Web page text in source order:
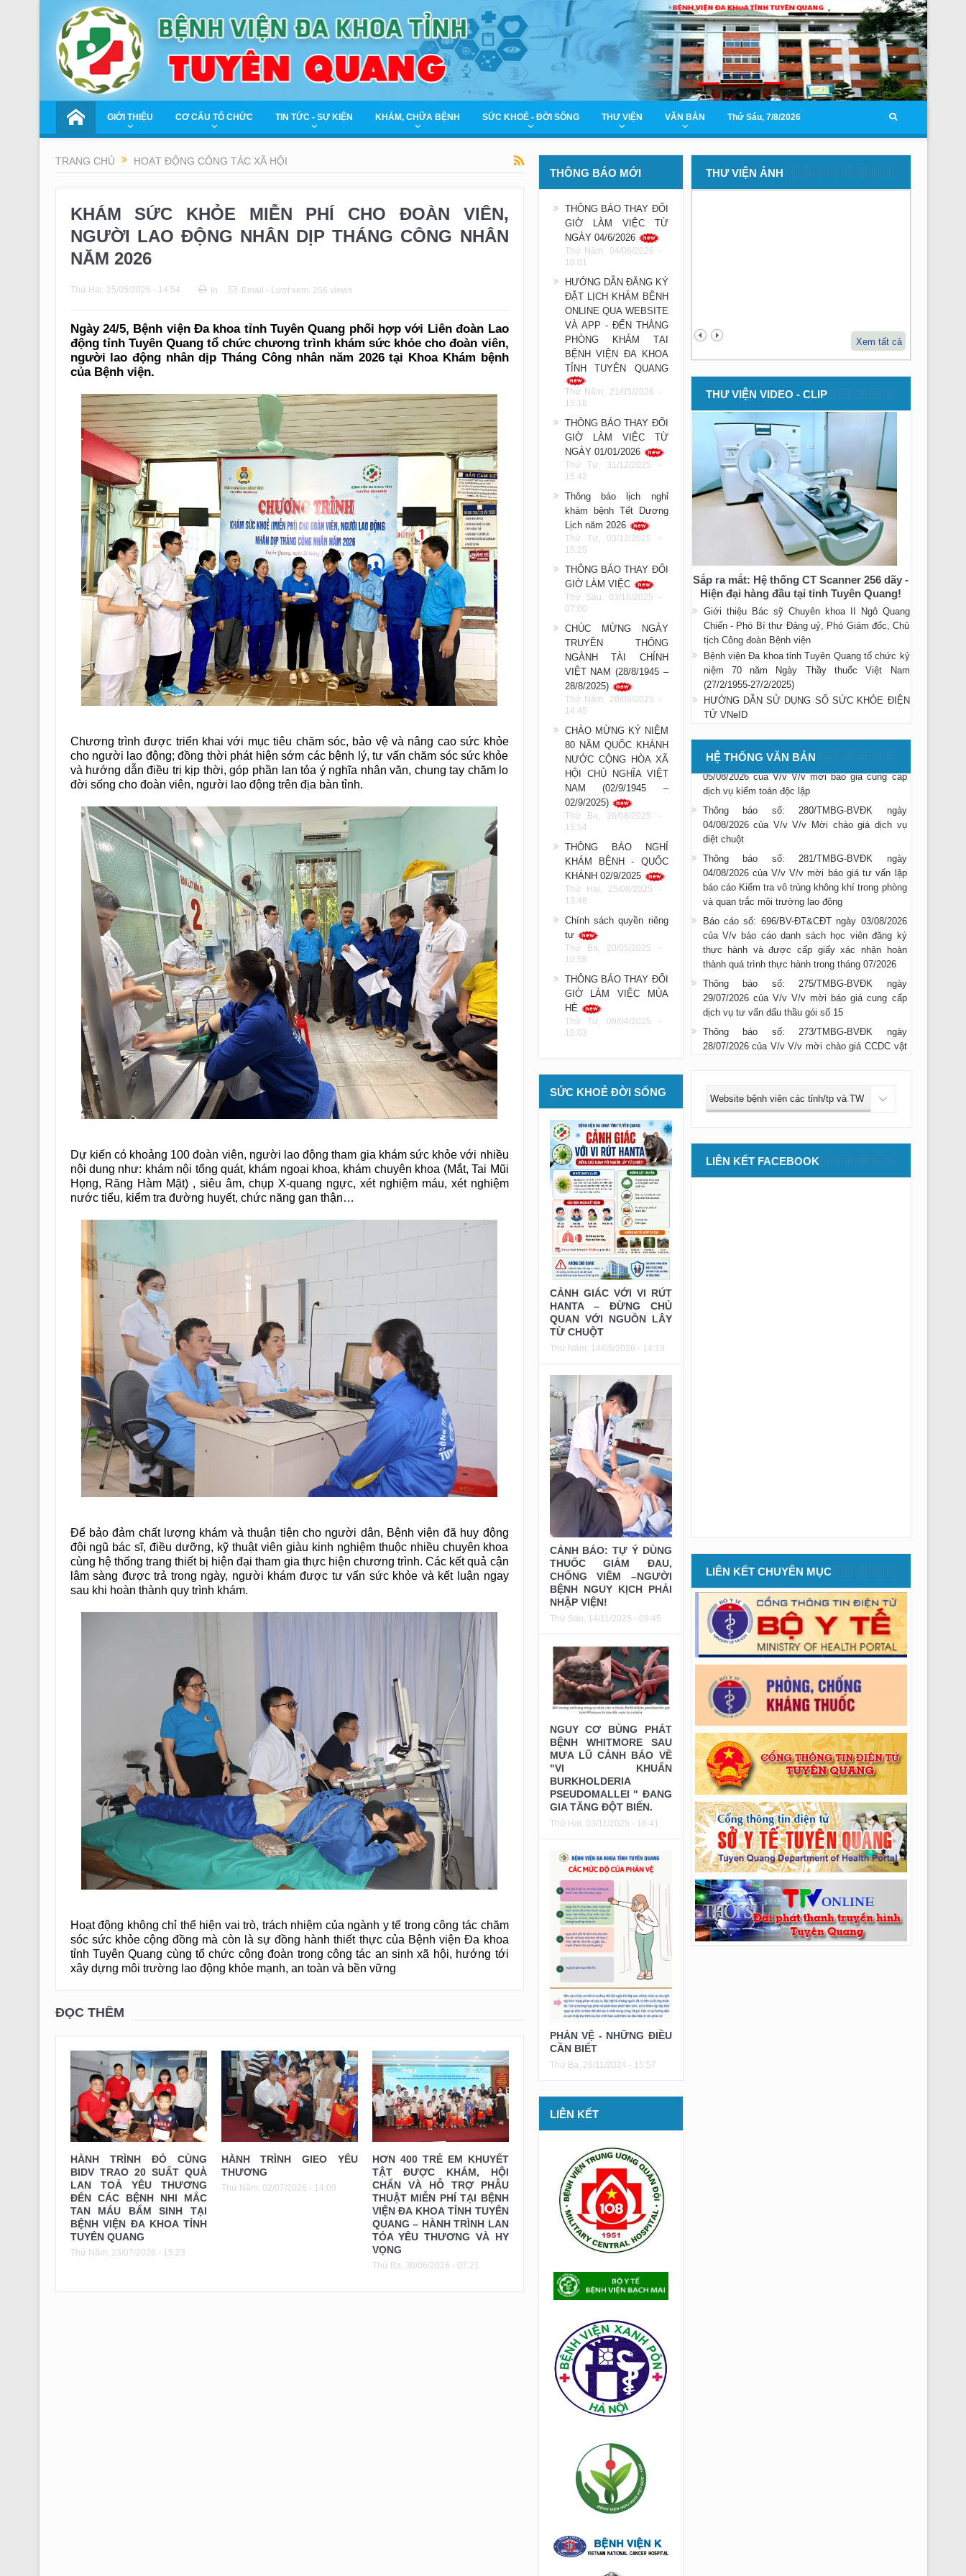
GIỚI THIỆU CƠ CẤU TỔ CHỨC TIN TỨC - SỰ KIỆN KHÁM, CHỮA BỆNH SỨC KHOẺ - ĐỜI SỐNG THƯ VIỆN VĂN BẢN Thứ Sáu, 7/8/2026
TRANG CHỦ HOẠT ĐỘNG CÔNG TÁC XÃ HỘI
KHÁM SỨC KHỎE MIỄN PHÍ CHO ĐOÀN VIÊN,
NGƯỜI LAO ĐỘNG NHÂN DỊP THÁNG CÔNG NHÂN
NĂM 2026
Thứ Hai, 25/05/2026 - 14:54 In Email - Lượt xem: 256 views
Ngày 24/5, Bệnh viện Đa khoa tỉnh Tuyên Quang phối hợp với Liên đoàn Lao
động tỉnh Tuyên Quang tổ chức chương trình khám sức khỏe cho đoàn viên,
người lao động nhân dịp Tháng Công nhân năm 2026 tại Khoa Khám bệnh
của Bệnh viện.
Chương trình được triển khai với mục tiêu chăm sóc, bảo vệ và nâng cao sức khỏe
cho người lao động; đồng thời phát hiện sớm các bệnh lý, tư vấn chăm sóc sức khỏe
và hướng dẫn điều trị kịp thời, góp phần lan tỏa ý nghĩa nhân văn, chung tay chăm lo
đời sống cho đoàn viên, người lao động trên địa bàn tỉnh.
Dự kiến có khoảng 100 đoàn viên, người lao động tham gia khám sức khỏe với nhiều
nội dung như: khám nội tổng quát, khám ngoại khoa, khám chuyên khoa (Mắt, Tai Mũi
Họng, Răng Hàm Mặt) , siêu âm, chụp X-quang ngực, xét nghiệm máu, xét nghiệm
nước tiểu, kiểm tra đường huyết, chức năng gan thận…
Để bảo đảm chất lượng khám và thuận tiện cho người dân, Bệnh viện đã huy động
đội ngũ bác sĩ, điều dưỡng, kỹ thuật viên giàu kinh nghiệm thuộc nhiều chuyên khoa
cùng hệ thống trang thiết bị hiện đại tham gia thực hiện chương trình. Các kết quả cận
lâm sàng được trả trong ngày, người khám được tư vấn sức khỏe và kết luận ngay
sau khi hoàn thành quy trình khám.
Hoạt động không chỉ thể hiện vai trò, trách nhiệm của ngành y tế trong công tác chăm
sóc sức khỏe cộng đồng mà còn là sự đồng hành thiết thực của Bệnh viện Đa khoa
tỉnh Tuyên Quang cùng tổ chức công đoàn trong công tác an sinh xã hội, hướng tới
xây dựng môi trường lao động khỏe mạnh, an toàn và bền vững
ĐỌC THÊM
HÀNH TRÌNH ĐỎ CÙNG
BIDV TRAO 20 SUẤT QUÀ
LAN TOẢ YÊU THƯƠNG
ĐẾN CÁC BỆNH NHI MẮC
TAN MÁU BẨM SINH TẠI
BỆNH VIỆN ĐA KHOA TỈNH
TUYÊN QUANG
Thứ Năm, 23/07/2026 - 15:23
HÀNH TRÌNH GIEO YÊU
THƯƠNG
Thứ Năm, 02/07/2026 - 14:09
HƠN 400 TRẺ EM KHUYẾT
TẬT ĐƯỢC KHÁM, HỘI
CHẨN VÀ HỖ TRỢ PHẪU
THUẬT MIỄN PHÍ TẠI BỆNH
VIỆN ĐA KHOA TỈNH TUYÊN
QUANG – HÀNH TRÌNH LAN
TỎA YÊU THƯƠNG VÀ HY
VỌNG
Thứ Ba, 30/06/2026 - 07:21
THÔNG BÁO MỚI
THÔNG BÁO THAY ĐỔI
GIỜ LÀM VIỆC TỪ
NGÀY 04/6/2026
Thứ Năm, 04/06/2026 -
10:01
HƯỚNG DẪN ĐĂNG KÝ
ĐẶT LỊCH KHÁM BỆNH
ONLINE QUA WEBSITE
VÀ APP - ĐẾN THẲNG
PHÒNG KHÁM TẠI
BỆNH VIỆN ĐA KHOA
TỈNH TUYÊN QUANG
Thứ Năm, 21/05/2026 -
15:18
THÔNG BÁO THAY ĐỔI
GIỜ LÀM VIỆC TỪ
NGÀY 01/01/2026
Thứ Tư, 31/12/2025 -
15:42
Thông báo lịch nghỉ
khám bệnh Tết Dương
Lịch năm 2026
Thứ Tư, 03/12/2025 -
15:25
THÔNG BÁO THAY ĐỔI
GIỜ LÀM VIỆC
Thứ Sáu, 03/10/2025 -
07:00
CHÚC MỪNG NGÀY
TRUYỀN THỐNG
NGÀNH TÀI CHÍNH
VIỆT NAM (28/8/1945 –
28/8/2025)
Thứ Năm, 28/08/2025 -
14:45
CHÀO MỪNG KỶ NIỆM
80 NĂM QUỐC KHÁNH
NƯỚC CỘNG HÒA XÃ
HỘI CHỦ NGHĨA VIỆT
NAM (02/9/1945 –
02/9/2025)
Thứ Ba, 26/08/2025 -
15:54
THÔNG BÁO NGHỈ
KHÁM BỆNH - QUỐC
KHÁNH 02/9/2025
Thứ Hai, 25/08/2025 -
13:48
Chính sách quyền riêng
tư
Thứ Ba, 20/05/2025 -
10:58
THÔNG BÁO THAY ĐỔI
GIỜ LÀM VIỆC MÙA
HÈ
Thứ Tư, 09/04/2025 -
10:03
SỨC KHOẺ ĐỜI SỐNG
CẢNH GIÁC VỚI VI RÚT
HANTA – ĐỪNG CHỦ
QUAN VỚI NGUỒN LÂY
TỪ CHUỘT
Thứ Năm, 14/05/2026 - 14:19
CẢNH BÁO: TỰ Ý DÙNG
THUỐC GIẢM ĐAU,
CHỐNG VIÊM –NGƯỜI
BỆNH NGUY KỊCH PHẢI
NHẬP VIỆN!
Thứ Sáu, 14/11/2025 - 09:45
NGUY CƠ BÙNG PHÁT
BỆNH WHITMORE SAU
MƯA LŨ CẢNH BÁO VỀ
"VI KHUẨN
BURKHOLDERIA
PSEUDOMALLEI " ĐANG
GIA TĂNG ĐỘT BIẾN.
Thứ Hai, 03/11/2025 - 16:41
PHẢN VỆ - NHỮNG ĐIỀU
CẦN BIẾT
Thứ Ba, 26/11/2024 - 15:57
LIÊN KẾT
THƯ VIỆN ẢNH
Xem tất cả
THƯ VIỆN VIDEO - CLIP
Sắp ra mắt: Hệ thống CT Scanner 256 dãy -
Hiện đại hàng đầu tại tỉnh Tuyên Quang!
Giới thiệu Bác sỹ Chuyên khoa II Ngô Quang
Chiến - Phó Bí thư Đảng uỷ, Phó Giám đốc, Chủ
tịch Công đoàn Bệnh viện
Bệnh viện Đa khoa tỉnh Tuyên Quang tổ chức kỷ
niệm 70 năm Ngày Thầy thuốc Việt Nam
(27/2/1955-27/2/2025)
HƯỚNG DẪN SỬ DỤNG SỔ SỨC KHỎE ĐIỆN
TỬ VNeID
HỆ THỐNG VĂN BẢN
Thông báo số: 283/TMBG-BVĐK ngày
05/08/2026 của V/v V/v Mời chào giá mua xe ô
tô cứu thương
Thông báo số: 284/TMBG-BVĐK ngày
05/08/2026 của V/v V/v mời báo giá cung cấp
Thông báo số: 280/TMBG-BVĐK ngày
diệt chuột
Thông báo số: 281/TMBG-BVĐK ngày
báo cáo Kiểm tra vô trùng không khí trong phòng
và quan trắc môi trường lao động
Báo cáo số: 696/BV-ĐT&CĐT ngày 03/08/2026
thực hành và được cấp giấy xác nhận hoàn
thành quá trình thực hành trong tháng 07/2026
Thông báo số: 275/TMBG-BVĐK ngày
dịch vụ tư vấn đấu thầu gói số 15
Thông báo số: 273/TMBG-BVĐK ngày
rẻ mau hỏng dùng cho công tác vệ s
Thông báo số: 272/TMBG-BVĐK ngày
Thông báo số: 268/TMBG-BVĐK ngày
24/07/2026 của V/v Thư mời khí nén và dây áp
20/07/2026 của V/v Thư mời mua VT, CCDC,
máy cho khoa Ngoại tổng hợp
Thông báo số: 257/TMBG-BVĐK ngày
20/07/2026 của V/v Thư mời mua LK,PK khoa
Ngoại tổng hợp (lần 2)
Thông báo số: 258/TMBG-BVĐK ngày
20/07/2026 của V/v Thư mời mua VT cho khoa
Răng hàm mặt
LIÊN KẾT FACEBOOK
LIÊN KẾT CHUYÊN MỤC